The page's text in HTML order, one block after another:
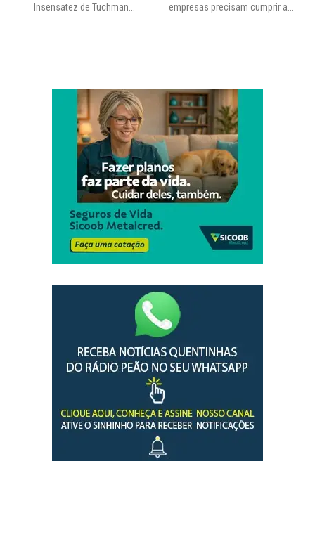
Insensatez de Tuchman...
empresas precisam cumprir a...